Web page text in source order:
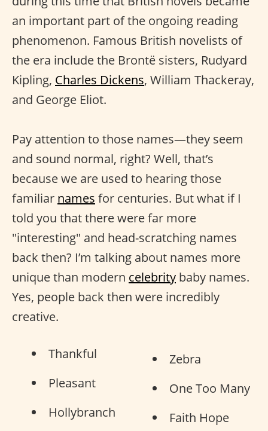
an important part of the ongoing reading
phenomenon. Famous British novelists of
the era include the Brontë sisters, Rudyard
Kipling, Charles Dickens, William Thackeray,
and George Eliot.
Pay attention to those names—they seem
and sound normal, right? Well, that’s
because we are used to hearing those
familiar names for centuries. But what if I
told you that there were far more
"interesting" and head-scratching names
back then? I’m talking about names more
unique than modern celebrity baby names.
Yes, people back then were incredibly
creative.
Thankful
Pleasant
Hollybranch
Zebra
One Too Many
Faith Hope